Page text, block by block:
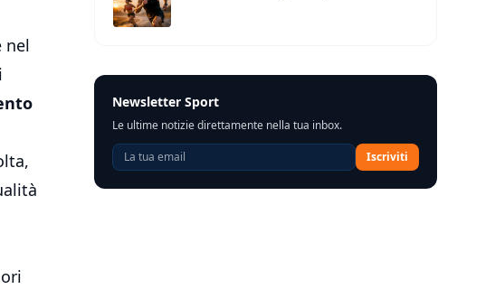
nel
Newsletter Sport
Le ultime notizie direttamente nella tua inbox.
Iscriviti